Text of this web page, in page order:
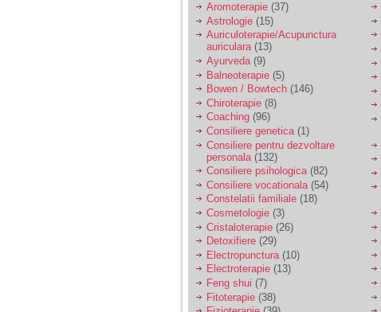
Sunt casatorita, am
31 de ani si un copil in
varsta de 2 ani care
mi-e lumina ochilor.
De ceva timp simt ca
mi s-a adunat
oboseala, o oboseala
cronica de care nu pot
scapa si simt ca din
cauza ei nu pot
controla nervii si
cateodata are copilul
de suferit.
Am o bariera peste
care nu pot trece:
prietena mea a ramas
insarcinata cu o fata.
Am fost de comun
acord sa facem un
copil, cu gandul ca e
baiat.
Aromoterapie (37)
Astrologie (15)
Auriculoterapie/Acupunctura
auriculara(13)
Ayurveda(9)
Balneoterapie (5)
Bowen / Bowtech (146)
Chiroterapie (8)
Coaching (96)
Consiliere genetica(1)
Consiliere pentru dezvoltare
personala (132)
Consiliere psihologica(82)
Consiliere vocationala (54)
Constelatii familiale (18)
Cosmetologie (3)
Cristaloterapie (26)
Detoxifiere (29)
Electropunctura (10)
Electroterapie (13)
Feng shui (7)
Fitoterapie (38)